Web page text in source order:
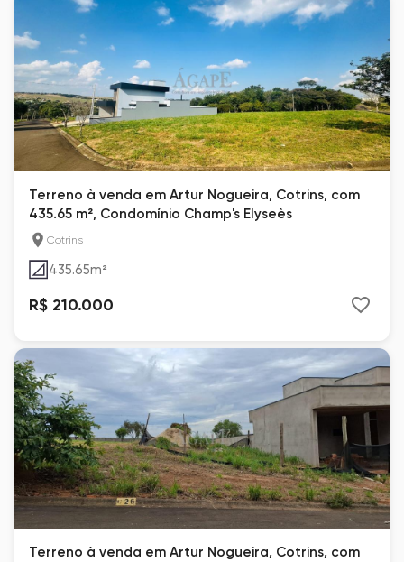
Terreno à venda em Artur Nogueira, Cotrins, com
435.65 m², Condomínio Champ's Elyseès
Cotrins
435.65m²
R$ 210.000
Terreno à venda em Artur Nogueira, Cotrins, com